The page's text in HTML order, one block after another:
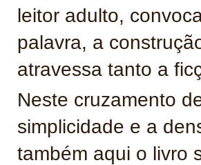
leitor adulto,
palavra, a
atravessa tanto a
Neste cruzamento
simplicidade e a
também aqui o livro